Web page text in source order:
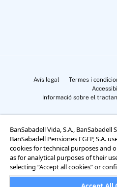
Avís legal Termes i
Informació sobre el
Cookies Settings
BanSabadell Vida, S.A., BanSabadell
BanSabadell Pensiones EGFP, S.A.
cookies for technical purposes and
as for analytical purposes of their
selecting “Accept all cookies” or